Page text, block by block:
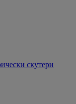
скутери